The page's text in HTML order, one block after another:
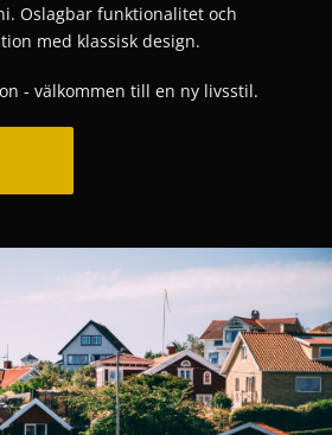
Oslagbar funktionalitet och
med klassisk design.
- välkommen till en ny livsstil.